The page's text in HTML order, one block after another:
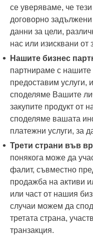
се уверяваме, че
договорно
данни за цели,
нас или изисквани от
Нашите бизнес
партнираме с нашите
предоставим услуги,
споделяме Вашите
закупите продукт от
споделяме вашата
платежни услуги, за
Трети страни във
понякога може да
фалит, съвместно
продажба на активи
или част от нашия
случаи можем да
третата страна,
транзакция.